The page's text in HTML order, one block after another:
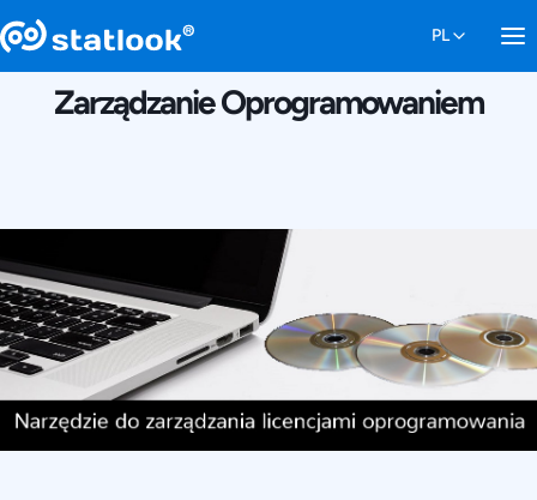
23 CZERWCA 2016
Zarządzanie Oprogramowaniem